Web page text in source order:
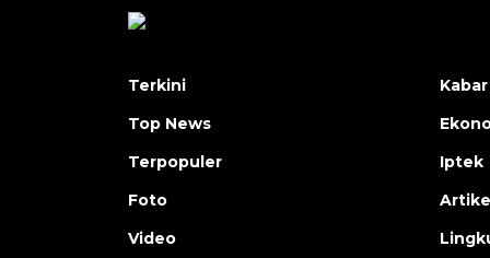
Terkini
Top News
Terpopuler
Foto
Video
Iptek